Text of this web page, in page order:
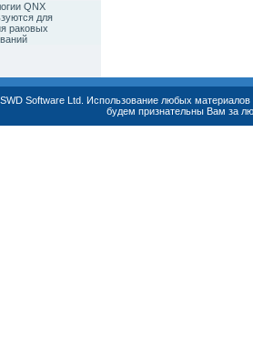
QNX
для
раковых
Software Ltd. Использование любых
будем признательны Вам за